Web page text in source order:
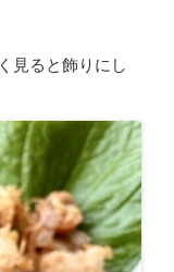
見ると飾りにし